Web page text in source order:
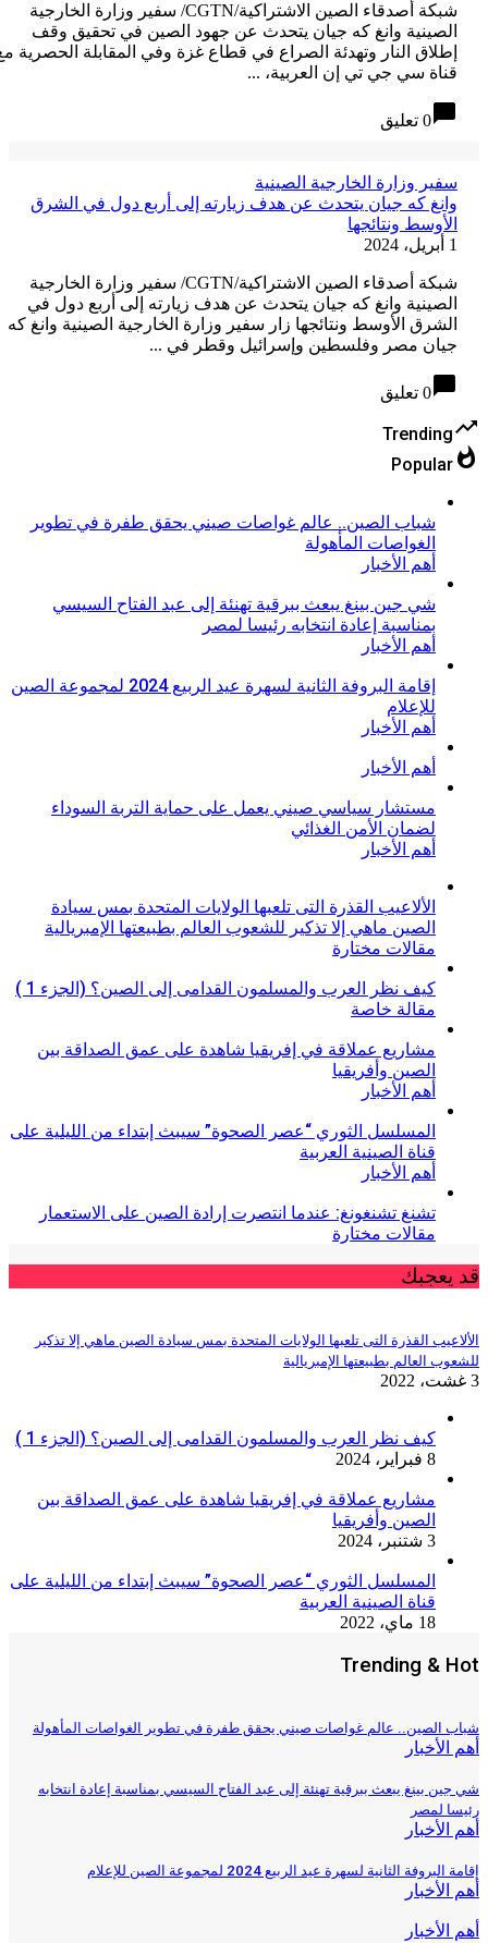
شبكة أصدقاء الصين الاشتراكية/CGTN/ سفير وزارة الخارجية
وانغ كه جيان يتحدث عن جهود الصين في تحقيق وقف
النار وتهدئة الصراع في قطاع غزة وفي المقابلة الحصرية مع
سي جي تي إن العربية، ...
وزارة الخارجية الصينية
كه جيان يتحدث عن هدف زيارته إلى أربع دول في الشرق
ونتائجها
شبكة أصدقاء الصين الاشتراكية/CGTN/ سفير وزارة الخارجية
وانغ كه جيان يتحدث عن هدف زيارته إلى أربع دول في
الأوسط ونتائجها زار سفير وزارة الخارجية الصينية وانغ كه
مصر وفلسطين وإسرائيل وقطر في ...
Trending
Popular
شباب الصين.. عالم غواصات صيني يحقق طفرة في تطوير
الغواصات المأهولة
أهم الأخبار
شي جين بينغ يبعث ببرقية تهنئة إلى عبد الفتاح السيسي
بمناسبة إعادة انتخابه رئيسا لمصر
أهم الأخبار
إقامة البروفة الثانية لسهرة عيد الربيع 2024 لمجموعة الصين
للإعلام
أهم الأخبار
أهم الأخبار
مستشار سياسي صيني يعمل على حماية التربة السوداء
لضمان الأمن الغذائي
أهم الأخبار
الألاعيب القذرة التى تلعبها الولايات المتحدة بمس سيادة
الصين ماهي إلا تذكير للشعوب العالم بطبيعتها الإمبريالية
مقالات مختارة
كيف نظر العرب والمسلمون القدامى إلى الصين؟ (الجزء 1 )
مقالة خاصة
مشاريع عملاقة في إفريقيا شاهدة على عمق الصداقة بين
الصين وأفريقيا
أهم الأخبار
المسلسل الثوري “عصر الصحوة” سيبث إبتداء من الليلية على
قناة الصينية العربية
أهم الأخبار
تشنغ تشنغونغ: عندما انتصرت إرادة الصين على الاستعمار
مقالات مختارة
القذرة التى تلعبها الولايات المتحدة بمس سيادة الصين ماهي إلا تذكير
العالم بطبيعتها الإمبريالية
كيف نظر العرب والمسلمون القدامى إلى الصين؟ (الجزء 1 )
مشاريع عملاقة في إفريقيا شاهدة على عمق الصداقة بين
الصين وأفريقيا
المسلسل الثوري “عصر الصحوة” سيبث إبتداء من الليلية على
قناة الصينية العربية
Trending &
الصين.. عالم غواصات صيني يحقق طفرة في تطوير الغواصات المأهولة
بينغ يبعث ببرقية تهنئة إلى عبد الفتاح السيسي بمناسبة إعادة انتخابه
لمصر
الثانية لسهرة عيد الربيع 2024 لمجموعة الصين للإعلام